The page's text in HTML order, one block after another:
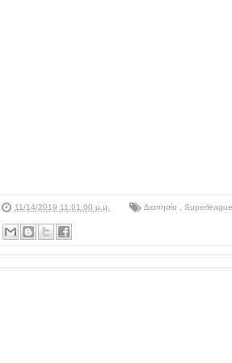
11/14/2019 11:01:00 μ.μ. Διαιτησία Superleague